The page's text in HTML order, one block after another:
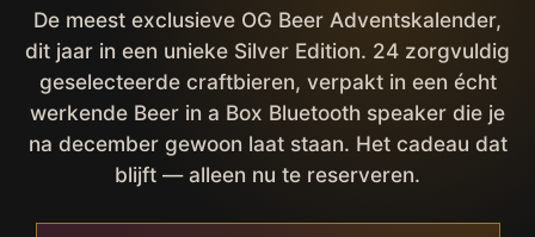
De meest exclusieve OG Beer Adventskalender,
dit jaar in een unieke Silver Edition. 24 zorgvuldig
geselecteerde craftbieren, verpakt in een écht
werkende Beer in a Box Bluetooth speaker die je
na december gewoon laat staan. Het cadeau dat
blijft — alleen nu te reserveren.